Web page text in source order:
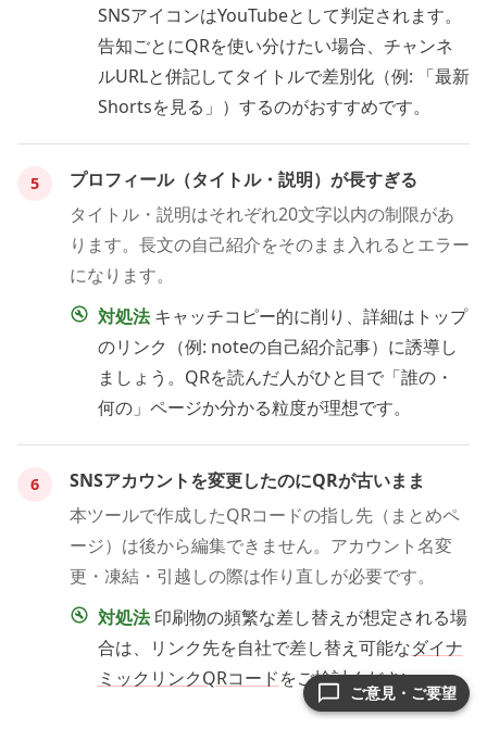
SNSアイコンはYouTubeとして判定されます。
告知ごとにQRを使い分けたい場合、チャンネ
ルURLと併記してタイトルで差別化（例: 「最新
Shortsを見る」）するのがおすすめです。
5
プロフィール（タイトル・説明）が長すぎる
タイトル・説明はそれぞれ20文字以内の制限があ
ります。長文の自己紹介をそのまま入れるとエラー
になります。
対処法 キャッチコピー的に削り、詳細はトップ
のリンク（例: noteの自己紹介記事）に誘導し
ましょう。QRを読んだ人がひと目で「誰の・
何の」ページか分かる粒度が理想です。
6
SNSアカウントを変更したのにQRが古いまま
本ツールで作成したQRコードの指し先（まとめペ
ージ）は後から編集できません。アカウント名変
更・凍結・引越しの際は作り直しが必要です。
対処法 印刷物の頻繁な差し替えが想定される場
合は、リンク先を自社で差し替え可能なダイナ
ミックリンクQRコードをご検討ください。
ご意見・ご要望